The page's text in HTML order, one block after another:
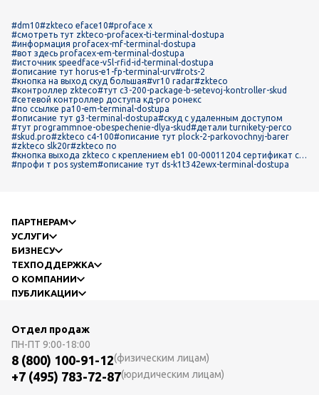
#dm10#zkteco eface10#proface x
#смотреть тут zkteco-profacex-ti-terminal-dostupa
#информация profacex-mf-terminal-dostupa
#вот здесь profacex-em-terminal-dostupa
#источник speedface-v5l-rfid-id-terminal-dostupa
#описание тут horus-e1-fp-terminal-urv#rots-2
#кнопка на выход скуд большая#vr10 radar#zkteco
#контроллер zkteco#тут c3-200-package-b-setevoj-kontroller-skud
#сетевой контроллер доступа кд-pro ронекс
#по ссылке pa10-em-terminal-dostupa
#описание тут g3-terminal-dostupa#скуд с удаленным доступом
#тут programmnoe-obespechenie-dlya-skud#детали turnikety-perco
#skud.pro#zkteco c4-100#описание тут plock-2-parkovochnyj-barer
#zkteco slk20r#zkteco по
#кнопка выхода zkteco с креплением eb1 00-00011204 сертификат ск
ачать
#профи т pos system#описание тут ds-k1t342ewx-terminal-dostupa
ПАРТНЕРАМ
УСЛУГИ
БИЗНЕСУ
ТЕХПОДДЕРЖКА
О КОМПАНИИ
ПУБЛИКАЦИИ
Отдел продаж
ПН-ПТ 9:00-18:00
8 (800) 100-91-12(физическим лицам)
+7 (495) 783-72-87(юридическим лицам)